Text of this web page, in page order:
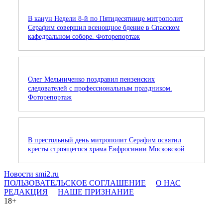
В канун Недели 8-й по Пятидесятнице митрополит
Серафим совершил всенощное бдение в Спасском
кафедральном соборе. Фоторепортаж
Олег Мельниченко поздравил пензенских
следователей с профессиональным праздником.
Фоторепортаж
В престольный день митрополит Серафим освятил
кресты строящегося храма Евфросинии Московской
Новости smi2.ru
ПОЛЬЗОВАТЕЛЬСКОЕ СОГЛАШЕНИЕ
О НАС
РЕДАКЦИЯ
НАШЕ ПРИЗНАНИЕ
18+